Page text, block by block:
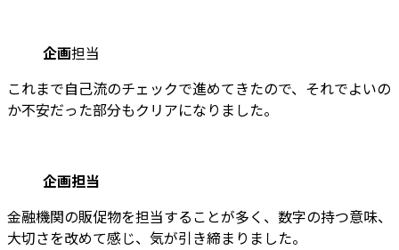
企画担当
これまで自己流のチェックで進めてきたので、それでよいの
か不安だった部分もクリアになりました。
企画担当
金融機関の販促物を担当することが多く、数字の持つ意味、
大切さを改めて感じ、気が引き締まりました。